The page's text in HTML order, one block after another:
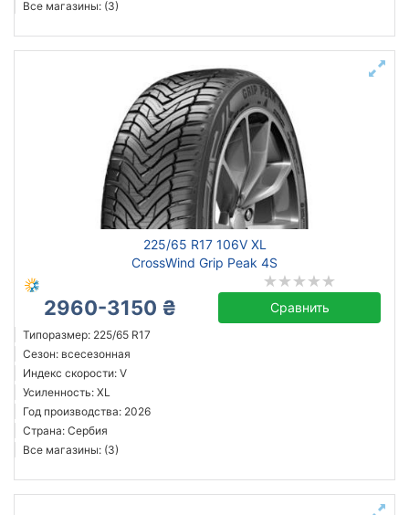
Все магазины: (3)
225/65 R17 106V XL
CrossWind Grip Peak 4S
2960-3150 ₴ Сравнить
Типоразмер: 225/65 R17
Сезон: всесезонная
Индекс скорости: V
Усиленность: XL
Год производства: 2026
Страна: Сербия
Все магазины: (3)